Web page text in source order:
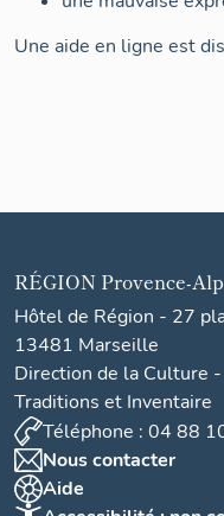
Une aide en ligne est
RÉGION Provence-
Hôtel de Région - 27
13481 Marseille
Direction de la Culture
Traditions et Inventaire
Téléphone : 04 88
Nous contacter
Aide